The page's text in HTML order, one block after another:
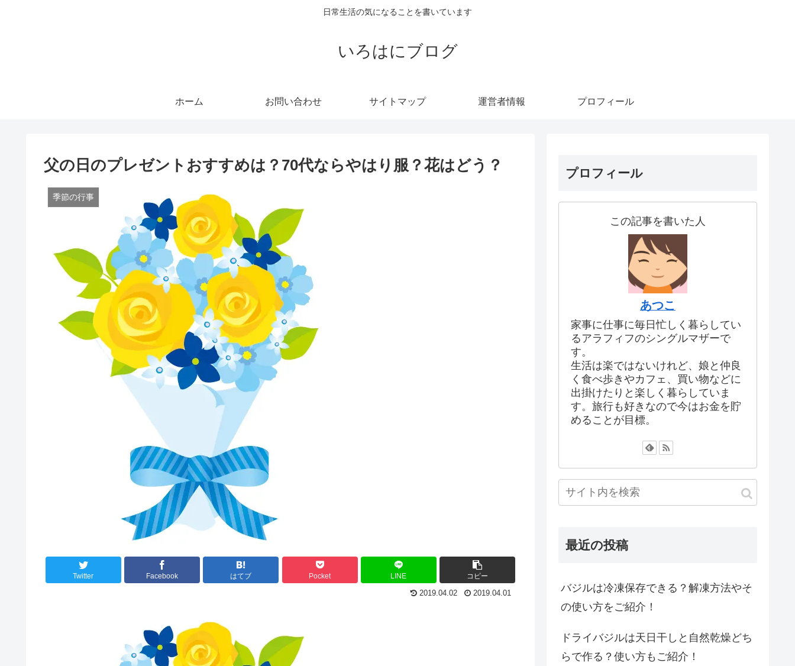
日常生活の気になることを書いています
いろはにブログ
ホーム お問い合わせ サイトマップ 運営者情報 プロフィール
父の日のプレゼントおすすめは？70代ならやはり服？花はどう？
季節の行事
Twitter Facebook はてブ Pocket LINE コピー
2019.04.02 2019.04.01
プロフィール
この記事を書いた人
あつこ
家事に仕事に毎日忙しく暮らしてい
るアラフィフのシングルマザーで
す。
生活は楽ではないけれど、娘と仲良
く食べ歩きやカフェ、買い物などに
出掛けたりと楽しく暮らしていま
す。旅行も好きなので今はお金を貯
めることが目標。
最近の投稿
バジルは冷凍保存できる？解凍方法やそ
の使い方をご紹介！
ドライバジルは天日干しと自然乾燥どち
らで作る？使い方もご紹介！